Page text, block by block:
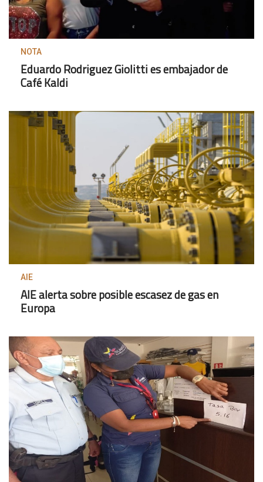
NOTA
Eduardo Rodriguez Giolitti es embajador de
Café Kaldi
AIE
AIE alerta sobre posible escasez de gas en
Europa